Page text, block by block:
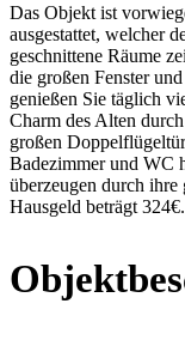
Das Objekt ist
ausgestattet, welcher
geschnittene Räume
die großen Fenster
genießen Sie täglich
Charm des Alten
großen
Badezimmer und WC
überzeugen durch ihre
Hausgeld beträgt 324€.